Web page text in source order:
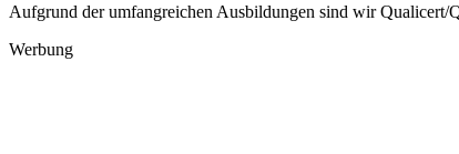
Aufgrund der umfangreichen Ausbildungen sind wir Qualicert/
Werbung